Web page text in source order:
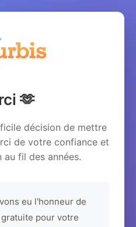
🫶
décision de mettre
de votre confiance et
fil des années.
eu l'honneur de
pour votre